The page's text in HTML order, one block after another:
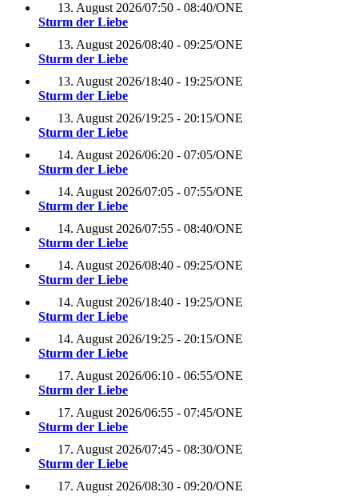
13. August 2026/07:50 - 08:40/ONE
Sturm der Liebe
13. August 2026/08:40 - 09:25/ONE
Sturm der Liebe
13. August 2026/18:40 - 19:25/ONE
Sturm der Liebe
13. August 2026/19:25 - 20:15/ONE
Sturm der Liebe
14. August 2026/06:20 - 07:05/ONE
Sturm der Liebe
14. August 2026/07:05 - 07:55/ONE
Sturm der Liebe
14. August 2026/07:55 - 08:40/ONE
Sturm der Liebe
14. August 2026/08:40 - 09:25/ONE
Sturm der Liebe
14. August 2026/18:40 - 19:25/ONE
Sturm der Liebe
14. August 2026/19:25 - 20:15/ONE
Sturm der Liebe
17. August 2026/06:10 - 06:55/ONE
Sturm der Liebe
17. August 2026/06:55 - 07:45/ONE
Sturm der Liebe
17. August 2026/07:45 - 08:30/ONE
Sturm der Liebe
17. August 2026/08:30 - 09:20/ONE